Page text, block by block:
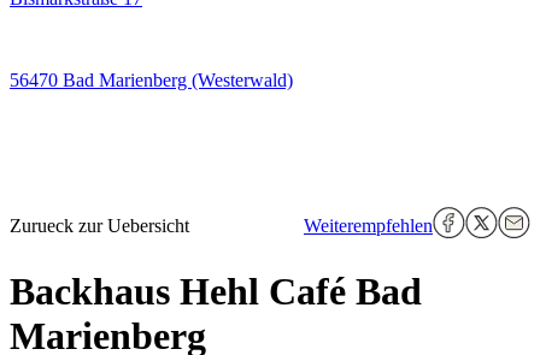
56470 Bad Marienberg (Westerwald)
Zurueck zur Uebersicht Weiterempfehlen
Backhaus Hehl Café Bad
Marienberg